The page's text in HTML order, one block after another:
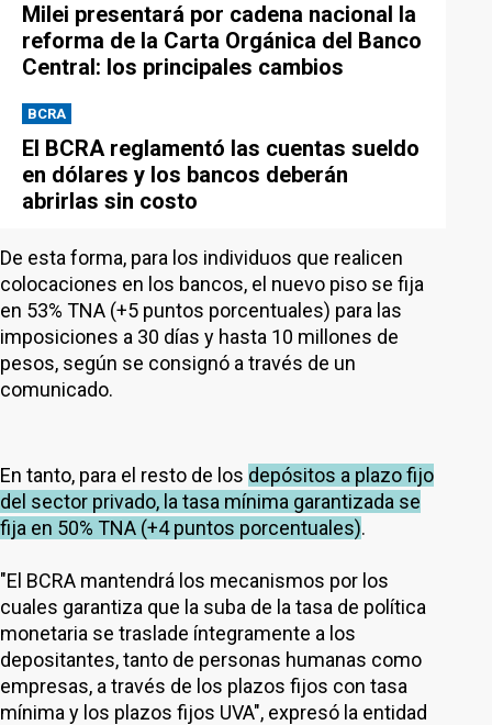
Milei presentará por cadena nacional la
reforma de la Carta Orgánica del Banco
Central: los principales cambios
BCRA
El BCRA reglamentó las cuentas sueldo
en dólares y los bancos deberán
abrirlas sin costo
De esta forma, para los individuos que realicen
colocaciones en los bancos, el nuevo piso se fija
en 53% TNA (+5 puntos porcentuales) para las
imposiciones a 30 días y hasta 10 millones de
pesos, según se consignó a través de un
comunicado.
En tanto, para el resto de los depósitos a plazo fijo
del sector privado, la tasa mínima garantizada se
fija en 50% TNA (+4 puntos porcentuales).
"El BCRA mantendrá los mecanismos por los
cuales garantiza que la suba de la tasa de política
monetaria se traslade íntegramente a los
depositantes, tanto de personas humanas como
empresas, a través de los plazos fijos con tasa
mínima y los plazos fijos UVA", expresó la entidad